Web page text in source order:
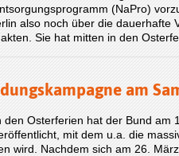
(NaPro)
also noch über die dauerhafte
Sie hat mitten in den
am
Osterferien hat der Bund am
mit dem u.a. die
wird. Nachdem sich am 26.